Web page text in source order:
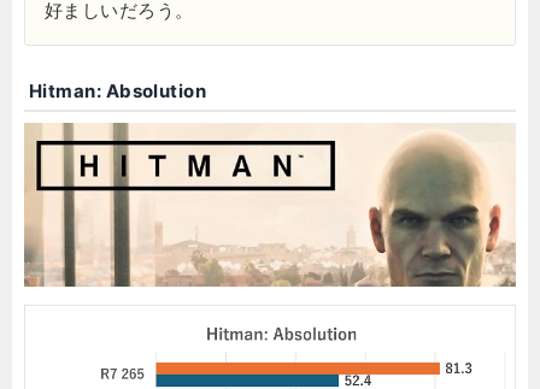
好ましいだろう。
Hitman: Absolution